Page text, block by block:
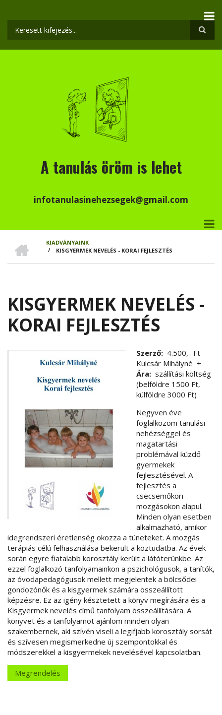
tartalomra
Keresés
A tanulás öröm is lehet
infotanulasinehezsegek@gmail.com
MORZSA
KIADVÁNYAINK
/ KISGYERMEK NEVELÉS - KORAI FEJLESZTÉS
KISGYERMEK NEVELÉS -
KORAI FEJLESZTÉS
Szerző
Kulcsár Mihályné
Ára
4.500,- Ft
+
szállítási költség
(belföldre 1500 Ft,
külföldre 3000 Ft)
Negyven éve
foglalkozom tanulási
nehézséggel és
magatartási
problémával küzdő
gyermekek
fejlesztésével. A
fejlesztés a
csecsemőkori
mozgásokon alapul.
Minden olyan esetben
alkalmazható, amikor
idegrendszeri éretlenség okozza a tüneteket. A mozgás
terápiás célú felhasználása bekerült a köztudatba. Az évek
során egyre fiatalabb korosztály került a látóterünkbe. Az
ezzel foglalkozó tanfolyamainkon a pszichológusok, a tanítók,
az óvodapedagógusok mellett megjelentek a bölcsődei
gondozónők és a kisgyermek számára összeállított
képzésre. Ez az igény késztetett a könyv megírására és a
Kisgyermek nevelés című tanfolyam összeállítására. A
könyvet és a tanfolyamot ajánlom minden olyan
szakembernek, aki szívén viseli a legifjabb korosztály sorsát
és szívesen megismerkedne új szempontokkal és
módszerekkel a kisgyermekek nevelésével kapcsolatban.
Megrendelés